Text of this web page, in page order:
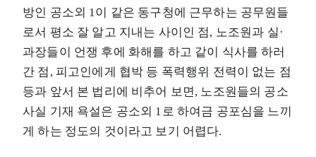
방인 공소외 1이 같은 동구청에 근무하는 공무원들
로서 평소 잘 알고 지내는 사이인 점, 노조원과 실·
과장들이 언쟁 후에 화해를 하고 같이 식사를 하러
간 점, 피고인에게 협박 등 폭력행위 전력이 없는 점
등과 앞서 본 법리에 비추어 보면, 노조원들의 공소
사실 기재 욕설은 공소외 1로 하여금 공포심을 느끼
게 하는 정도의 것이라고 보기 어렵다.